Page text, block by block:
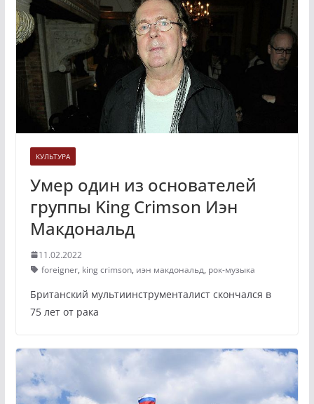
КУЛЬТУРА
Умер один из основателей
группы King Crimson Иэн
Макдональд
11.02.2022
foreigner, king crimson, иэн макдональд, рок-музыка
Британский мультиинструменталист скончался в
75 лет от рака